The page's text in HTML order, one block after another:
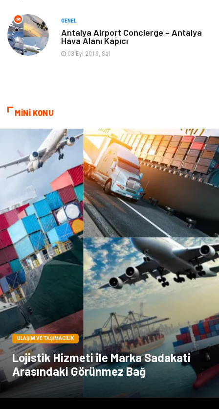
Markalar
Telekomünikasyon Basın Yayın
Dernekler ve Birlikler
Kiralama Servisleri Alüminyum
Doğal Enerji Kaynakları İşitme
Hediyelik Eşya Veteriner
Pazarlama Moda
GENEL
Antalya Airport Concierge – Antalya
Hava Alanı Kapıcı
03 Eyl 2019, Sal
MİNİ KONU
ULAŞIM VE TAŞIMACILIK
Lojistik Hizmeti ile Marka Sadakati
Arasındaki Görünmez Bağ